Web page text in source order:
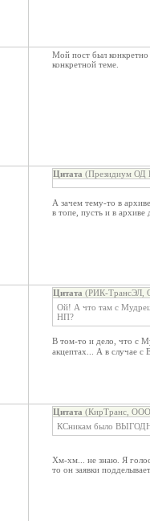
Мой пост был
конкретной теме.
Цитата (Президиум ОД
А зачем тему-то в
в топе, пусть и в архиве
Цитата (РИК-ТрансЭЛ,
Ой! А что там с
НП?
В том-то и дело, что с
акцептах... А в случае
Цитата (КирТранс,
КСникам было
Хм-хм... не знаю. Я
то он заявки